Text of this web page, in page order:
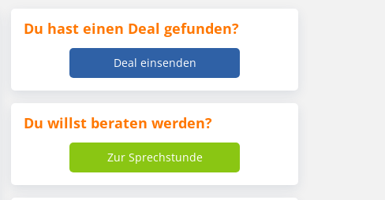
Du hast einen Deal gefunden?
Deal einsenden
Du willst beraten werden?
Zur Sprechstunde